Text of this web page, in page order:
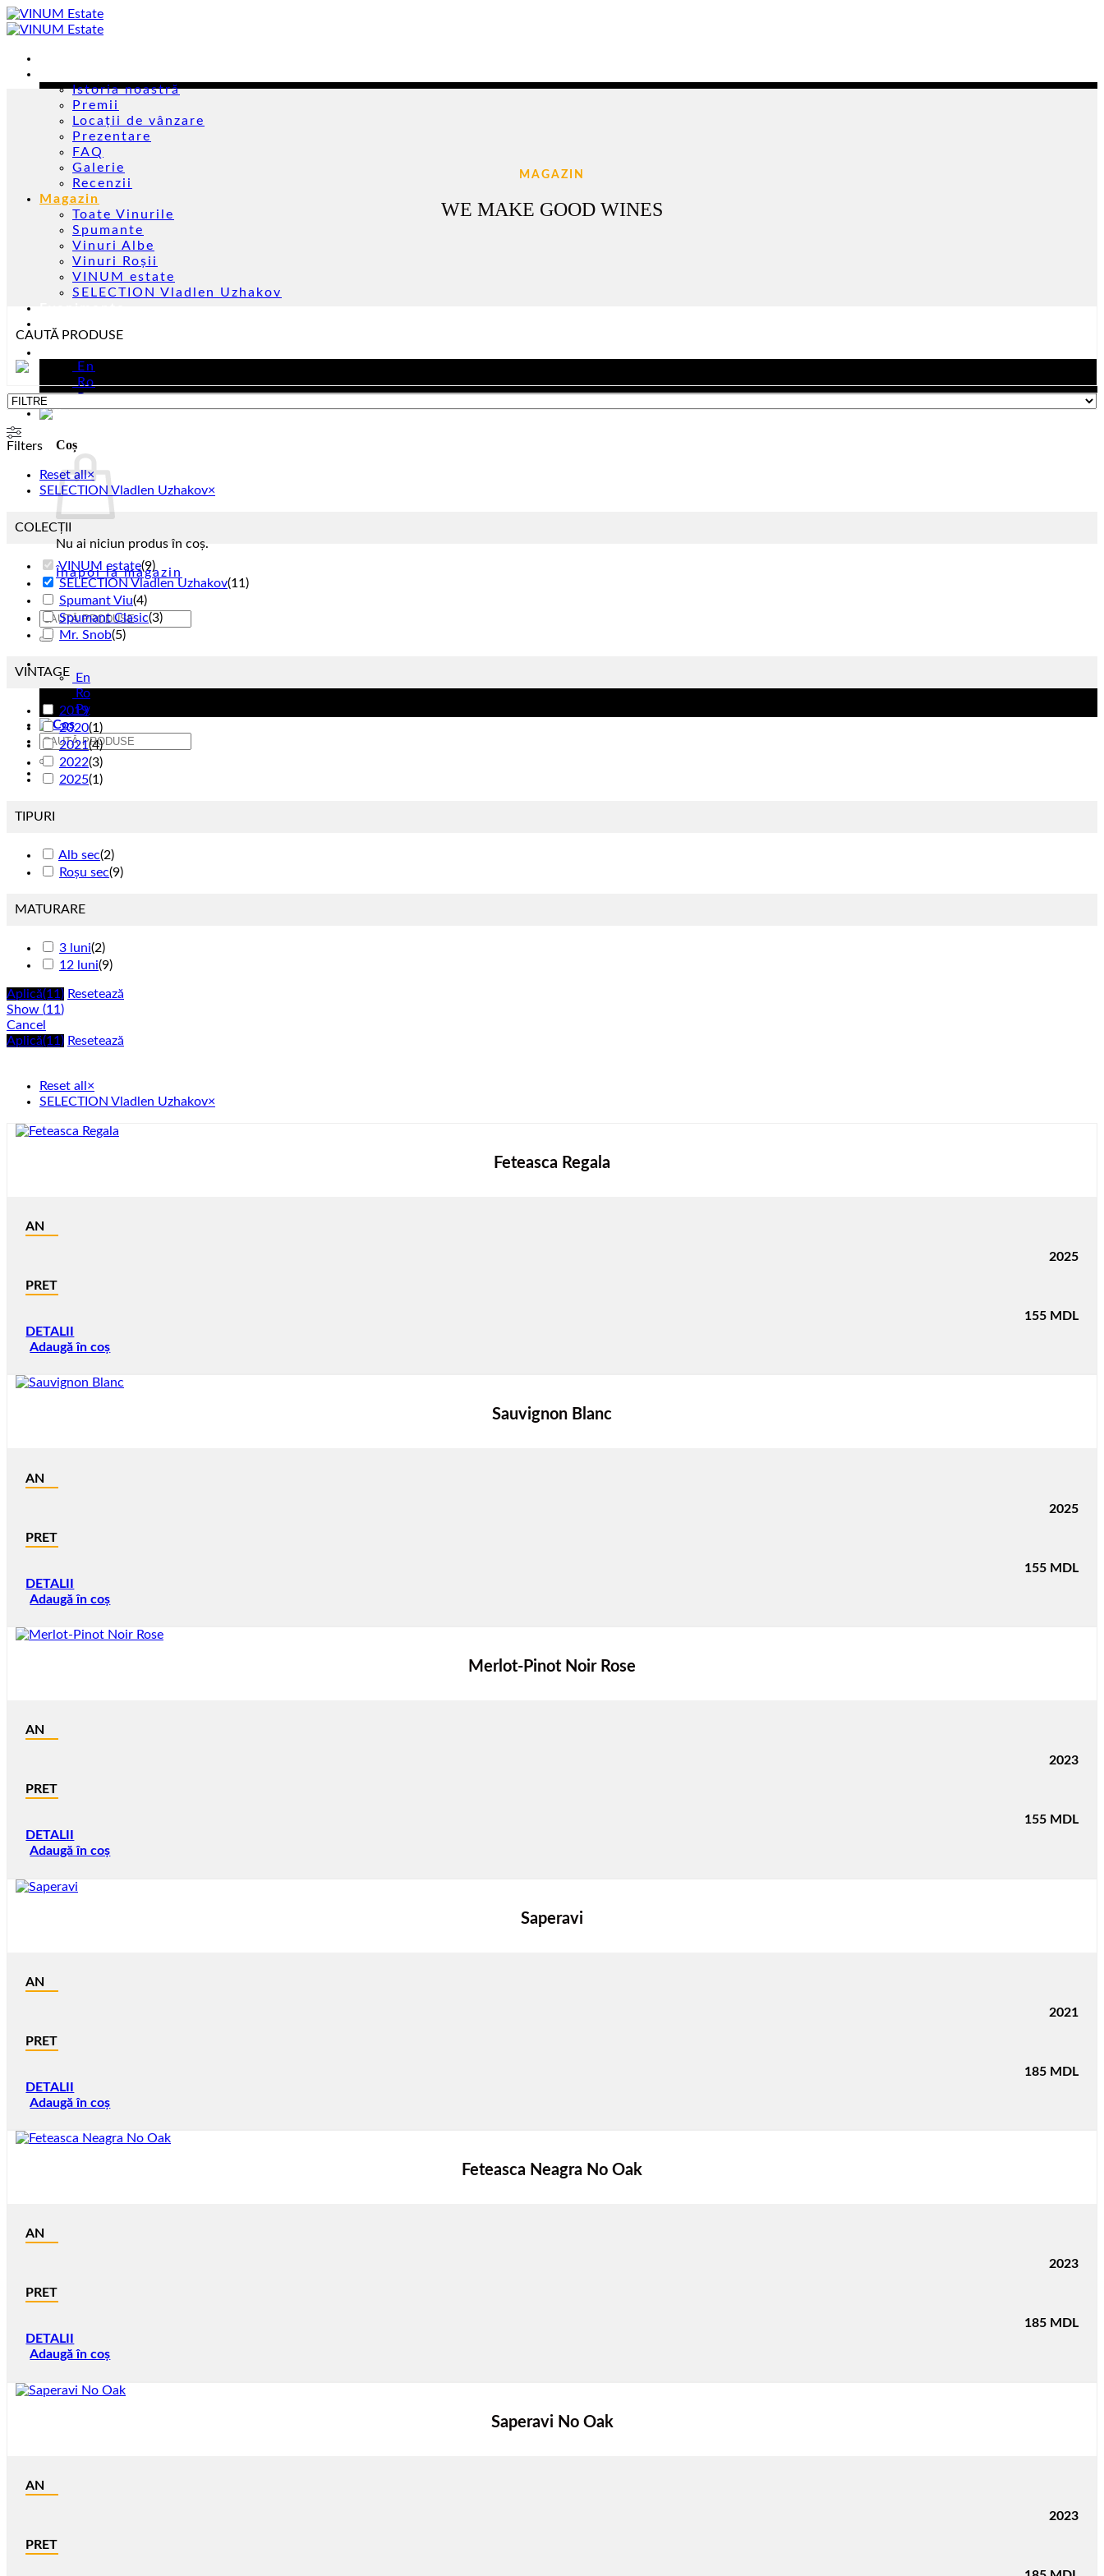
Skip
to
Istoria noastră
Premii
Locații de vânzare
Prezentare
FAQ
Galerie
Recenzii
Magazin
Toate Vinurile
Spumante
Vinuri Albe
Vinuri Roșii
VINUM estate
SELECTION Vladlen Uzhakov
En
Ro
Ру
Coș
Nu ai niciun produs în coș.
Înapoi la magazin
Caută
după:
En
Ro
Ру
Caută
după:
MAGAZIN
WE MAKE GOOD WINES
CAUTĂ PRODUSE
Filters
Reset all×
SELECTION Vladlen Uzhakov×
COLECȚII
VINUM estate(9)
SELECTION Vladlen Uzhakov(11 )
Spumant Viu(4)
Spumant Clasic(3)
Mr. Snob(5)
VINTAGE
2019(
2020(1 )
2021(4)
2022(3)
2025(1 )
TIPURI
Alb sec(2)
Roșu sec(9)
MATURARE
3 luni(2)
12 luni(9)
Aplică(11) Resetează
Show (11 )
Cancel
Aplică(11) Resetează
Reset all ×
SELECTION Vladlen Uzhakov×
Feteasca Regala
AN
2025
PRET
155 MDL
DETALII
Adaugă în coș
Sauvignon Blanc
AN
2025
PRET
155 MDL
DETALII
Adaugă în coș
Merlot-Pinot Noir Rose
AN
2023
PRET
155 MDL
DETALII
Adaugă în coș
Saperavi
AN
2021
PRET
185 MDL
DETALII
Adaugă în coș
Feteasca Neagra No Oak
AN
2023
PRET
185 MDL
DETALII
Adaugă în coș
Saperavi No Oak
AN
2023
PRET